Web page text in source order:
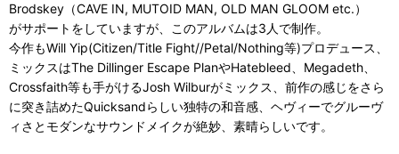
Brodskey（CAVE IN, MUTOID MAN, OLD MAN GLOOM etc.）
がサポートをしていますが、このアルバムは3人で制作。
今作もWill Yip(Citizen/Title Fight//Petal/Nothing等)プロデュース、
ミックスはThe Dillinger Escape PlanやHatebleed、Megadeth、
Crossfaith等も手がけるJosh Wilburがミックス、前作の感じをさら
に突き詰めたQuicksandらしい独特の和音感、ヘヴィーでグルーヴ
ィさとモダンなサウンドメイクが絶妙、素晴らしいです。